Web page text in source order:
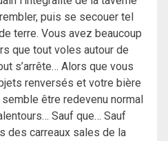
puis se secouer tel
terre. Vous avez beaucoup
que tout voles autour de
s’arrête… Alors que vous
renversés et votre bière
être redevenu normal
Sauf que… Sauf
des carreaux sales de la